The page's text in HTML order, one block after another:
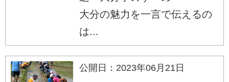
大分の魅力を一言で伝えるの
は...
公開日：2023年06月21日